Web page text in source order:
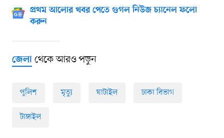
প্রথম আলোর খবর পেতে গুগল নিউজ চ্যানেল ফলো
করুন
জেলাথেকে আরও পড়ুন
পুলিশ মৃত্যু ঘাটাইল ঢাকা বিভাগ
টাঙ্গাইল